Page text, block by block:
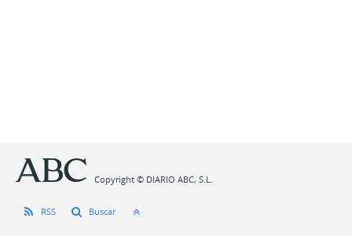
Copyright © DIARIO ABC, S.L.
RSS Buscar